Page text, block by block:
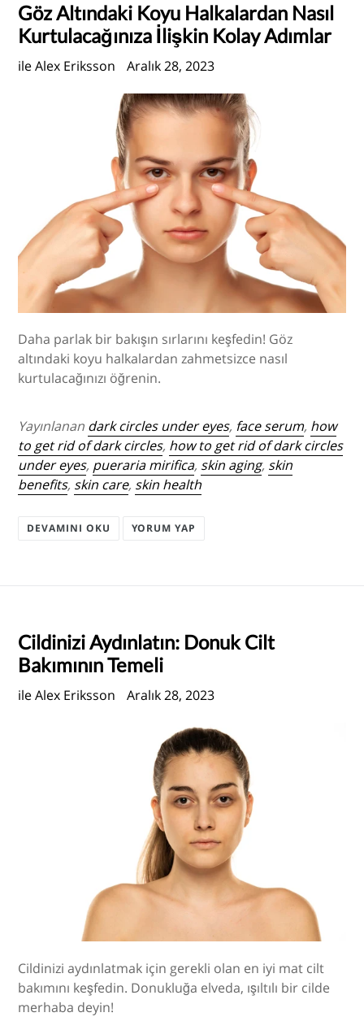
Göz Altındaki Koyu Halkalardan Nasıl
Kurtulacağınıza İlişkin Kolay Adımlar
ile Alex Eriksson Aralık 28, 2023
Daha parlak bir bakışın sırlarını keşfedin! Göz
altındaki koyu halkalardan zahmetsizce nasıl
kurtulacağınızı öğrenin.
Yayınlanan dark circles under eyes, face serum, how
to get rid of dark circles, how to get rid of dark circles
under eyes, pueraria mirifica, skin aging, skin
benefits, skin care, skin health
DEVAMINI OKU YORUM YAP
Cildinizi Aydınlatın: Donuk Cilt
Bakımının Temeli
ile Alex Eriksson Aralık 28, 2023
Cildinizi aydınlatmak için gerekli olan en iyi mat cilt
bakımını keşfedin. Donukluğa elveda, ışıltılı bir cilde
merhaba deyin!